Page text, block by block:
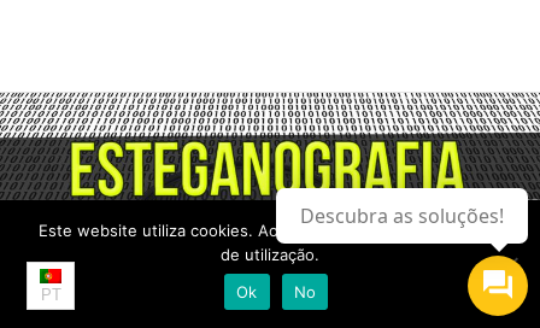
PT
Este website utiliza cookies. Ao continuar, aceita a os termos
de utilização.
Ok
No
Descubra as soluções!